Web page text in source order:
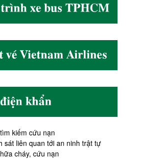
kiếm cứu nạn
sát liên quan tới an ninh trật tự
cháy, cứu nạn